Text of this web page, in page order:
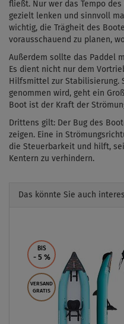
fließt. Nur wer das Tempo
gezielt lenken und sinnvoll
wichtig, die Trägheit des
vorausschauend zu planen,
Außerdem sollte das Paddel
Es dient nicht nur dem
Hilfsmittel zur Stabilisierung.
genommen wird, geht ein
Boot ist der Kraft der
Drittens gilt: Der Bug des
zeigen. Eine in
die Steuerbarkeit und hilft,
Kentern zu verhindern.
Das könnte Sie auch
BIS
- 5 %
VERSAND
GRATIS